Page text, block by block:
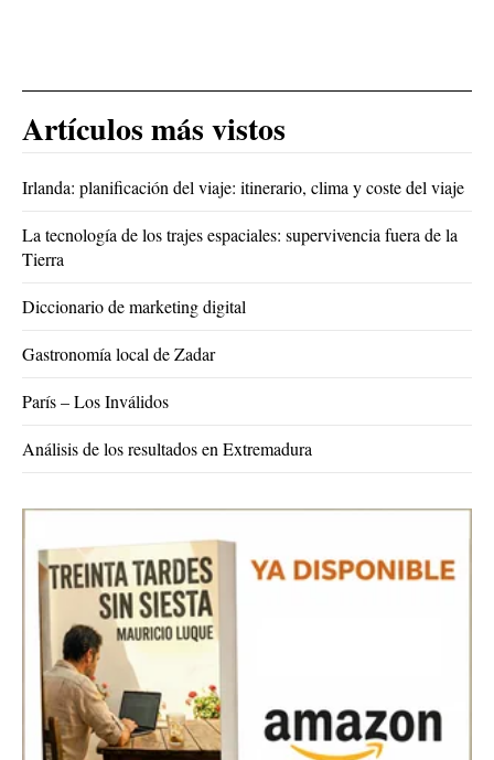
Artículos más vistos
Irlanda: planificación del viaje: itinerario, clima y coste del viaje
La tecnología de los trajes espaciales: supervivencia fuera de la
Tierra
Diccionario de marketing digital
Gastronomía local de Zadar
París – Los Inválidos
Análisis de los resultados en Extremadura